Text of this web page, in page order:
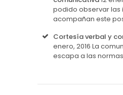
podido observar las
acompañan este
Cortesía verbal y
enero, 2016 La
escapa a las